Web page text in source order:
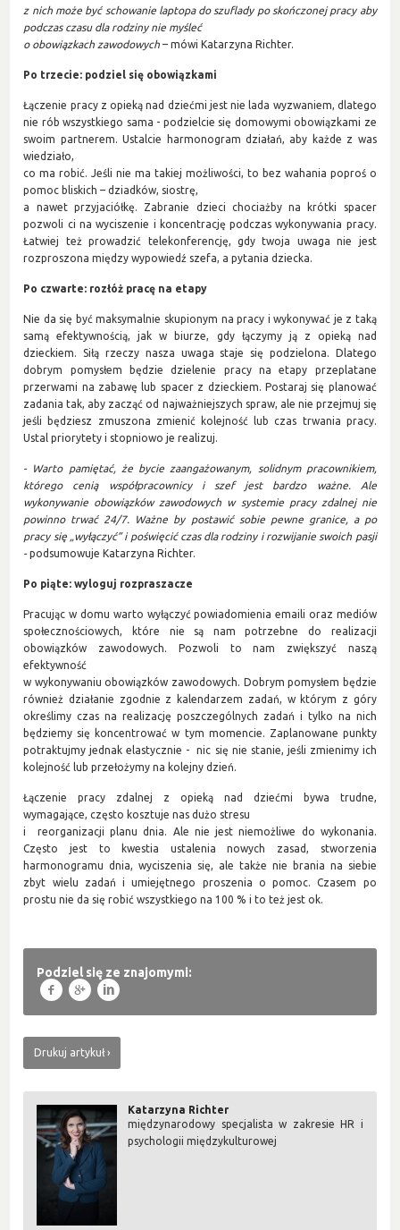
z nich może być schowanie laptopa do szuflady po skończonej pracy aby
podczas czasu dla rodziny nie myśleć
o obowiązkach zawodowych– mówi Katarzyna Richter.
Po trzecie: podziel się obowiązkami
Łączenie pracy z opieką nad dziećmi jest nie lada wyzwaniem, dlatego
nie rób wszystkiego sama - podzielcie się domowymi obowiązkami ze
swoim partnerem. Ustalcie harmonogram działań, aby każde z was
wiedziało,
co ma robić. Jeśli nie ma takiej możliwości, to bez wahania poproś o
pomoc bliskich – dziadków, siostrę,
a nawet przyjaciółkę. Zabranie dzieci chociażby na krótki spacer
pozwoli ci na wyciszenie i koncentrację podczas wykonywania pracy.
Łatwiej też prowadzić telekonferencję, gdy twoja uwaga nie jest
rozproszona między wypowiedź szefa, a pytania dziecka.
Po czwarte: rozłóż pracę na etapy
Nie da się być maksymalnie skupionym na pracy i wykonywać je z taką
samą efektywnością, jak w biurze, gdy łączymy ją z opieką nad
dzieckiem. Siłą rzeczy nasza uwaga staje się podzielona. Dlatego
dobrym pomysłem będzie dzielenie pracy na etapy przeplatane
przerwami na zabawę lub spacer z dzieckiem. Postaraj się planować
zadania tak, aby zacząć od najważniejszych spraw, ale nie przejmuj się
jeśli będziesz zmuszona zmienić kolejność lub czas trwania pracy.
Ustal priorytety i stopniowo je realizuj.
- Warto pamiętać, że bycie zaangażowanym, solidnym pracownikiem,
którego cenią współpracownicy i szef jest bardzo ważne. Ale
wykonywanie obowiązków zawodowych w systemie pracy zdalnej nie
powinno trwać 24/7. Ważne by postawić sobie pewne granice, a po
pracy się „wyłączyć” i poświęcić czas dla rodziny i rozwijanie swoich pasji
-podsumowuje Katarzyna Richter.
Po piąte: wyloguj rozpraszacze
Pracując w domu warto wyłączyć powiadomienia emaili oraz mediów
społecznościowych, które nie są nam potrzebne do realizacji
obowiązków zawodowych. Pozwoli to nam zwiększyć naszą
efektywność
w wykonywaniu obowiązków zawodowych. Dobrym pomysłem będzie
również działanie zgodnie z kalendarzem zadań, w którym z góry
określimy czas na realizację poszczególnych zadań i tylko na nich
będziemy się koncentrować w tym momencie. Zaplanowane punkty
potraktujmy jednak elastycznie - nic się nie stanie, jeśli zmienimy ich
kolejność lub przełożymy na kolejny dzień.
Łączenie pracy zdalnej z opieką nad dziećmi bywa trudne,
wymagające, często kosztuje nas dużo stresu
i reorganizacji planu dnia. Ale nie jest niemożliwe do wykonania.
Często jest to kwestia ustalenia nowych zasad, stworzenia
harmonogramu dnia, wyciszenia się, ale także nie brania na siebie
zbyt wielu zadań i umiejętnego proszenia o pomoc. Czasem po
prostu nie da się robić wszystkiego na 100 % i to też jest ok.
Podziel się ze znajomymi:
f g l
Drukuj artykuł
Katarzyna Richter
międzynarodowy specjalista w zakresie HR i
psychologii międzykulturowej